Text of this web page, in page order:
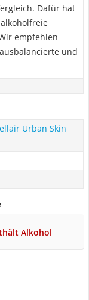
Dafür hat
empfehlen
und
Urban Skin
Alkohol